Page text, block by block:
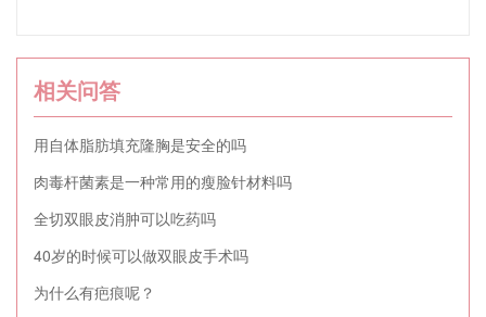
相关问答
用自体脂肪填充隆胸是安全的吗
肉毒杆菌素是一种常用的瘦脸针材料吗
全切双眼皮消肿可以吃药吗
40岁的时候可以做双眼皮手术吗
为什么有疤痕呢？